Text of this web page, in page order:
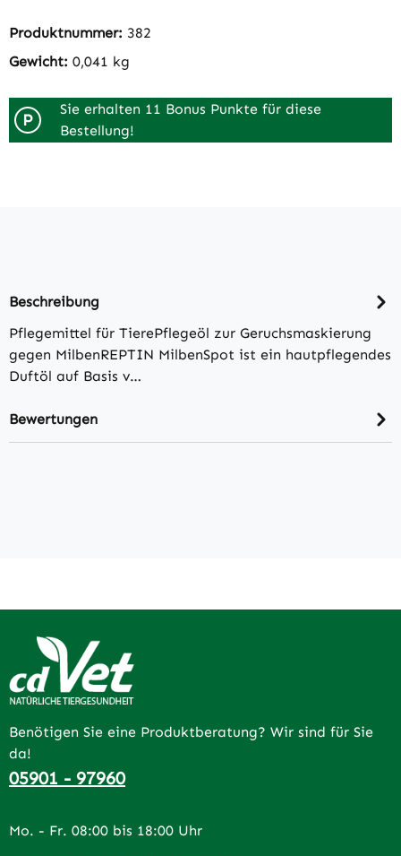
Produktnummer: 382
Gewicht: 0,041 kg
P
Sie erhalten 11 Bonus Punkte für diese
Bestellung!
Beschreibung
Pflegemittel für TierePflegeöl zur Geruchsmaskierung
gegen MilbenREPTIN MilbenSpot ist ein hautpflegendes
Duftöl auf Basis v…
Bewertungen
Benötigen Sie eine Produktberatung? Wir sind für Sie
da!
05901 - 97960
Mo. - Fr. 08:00 bis 18:00 Uhr